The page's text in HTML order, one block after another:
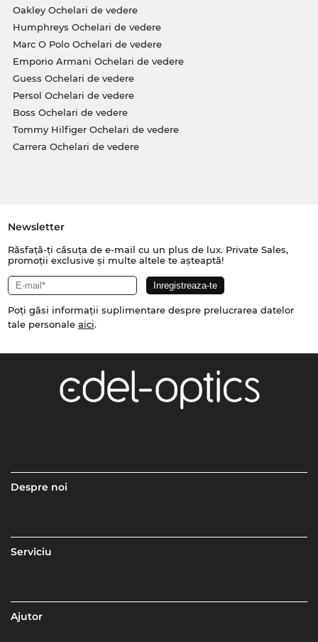
Oakley Ochelari de vedere
Humphreys Ochelari de vedere
Marc O Polo Ochelari de vedere
Emporio Armani Ochelari de vedere
Guess Ochelari de vedere
Persol Ochelari de vedere
Boss Ochelari de vedere
Tommy Hilfiger Ochelari de vedere
Carrera Ochelari de vedere
Newsletter
Răsfață-ți căsuța de e-mail cu un plus de lux. Private Sales,
promoții exclusive și multe altele te așteaptă!
Poți găsi informații suplimentare despre prelucrarea datelor
tale personale aici.
Despre noi
Serviciu
Ajutor